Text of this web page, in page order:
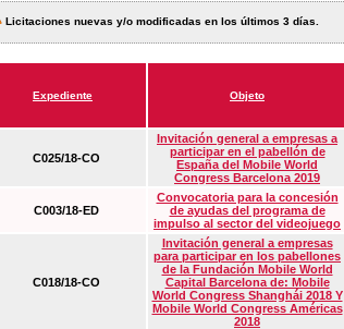
Licitaciones nuevas y/o modificadas en los últimos 3 días.
Expediente Objeto
C025/18-CO
Invitación general a empresas a
participar en el pabellón de
España del Mobile World
Congress Barcelona 2019
C003/18-ED
Convocatoria para la concesión
de ayudas del programa de
impulso al sector del videojuego
C018/18-CO
Invitación general a empresas
para participar en los pabellones
de la Fundación Mobile World
Capital Barcelona de: Mobile
World Congress Shanghái 2018 Y
Mobile World Congress Américas
2018